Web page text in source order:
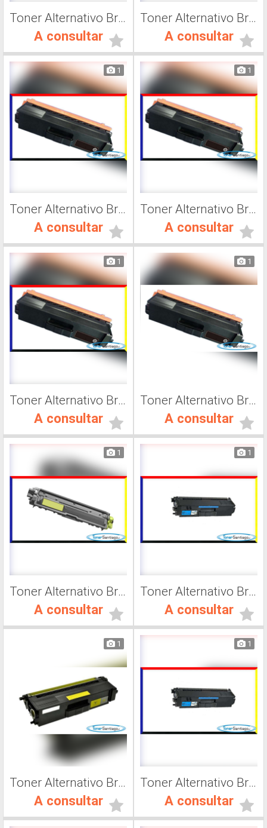
Toner Alternativo Brother TN 315M, Impresora Láser
A consultar
Toner Alternativo Brother TN 315C, Impresora Láser
A consultar
1
Toner Alternativo Brother TN 316Y, Impresora Láser
A consultar
1
Toner Alternativo Brother TN 316M, Impresora Láser
A consultar
1
Toner Alternativo Brother TN 316C, Impresora Láser
A consultar
1
Toner Alternativo Brother TN 316K, Impresora Láser
A consultar
1
Toner Alternativo Brother TN 217Y, Impresora Láser
A consultar
1
Toner Alternativo Brother TN 319M, Impresora Láser
A consultar
1
Toner Alternativo Brother TN 419K, Impresora Láser
A consultar
1
Toner Alternativo Brother TN 319Y, Impresora Láser
A consultar